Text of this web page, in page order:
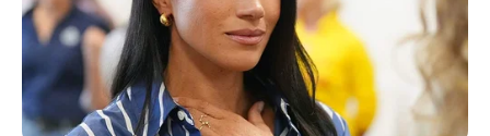
74 0